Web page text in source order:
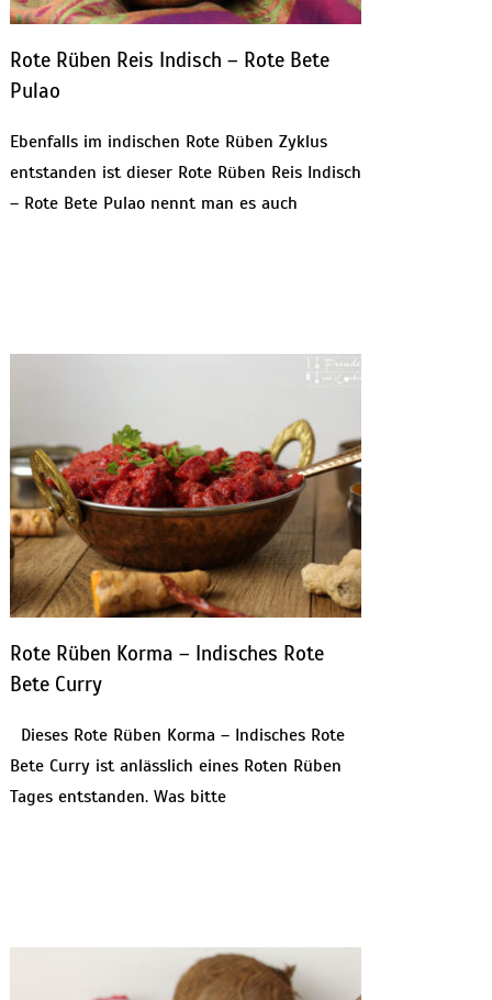
Rote Rüben Reis Indisch – Rote Bete
Pulao
Ebenfalls im indischen Rote Rüben Zyklus
entstanden ist dieser Rote Rüben Reis Indisch
– Rote Bete Pulao nennt man es auch
Rote Rüben Korma – Indisches Rote
Bete Curry
Dieses Rote Rüben Korma – Indisches Rote
Bete Curry ist anlässlich eines Roten Rüben
Tages entstanden. Was bitte